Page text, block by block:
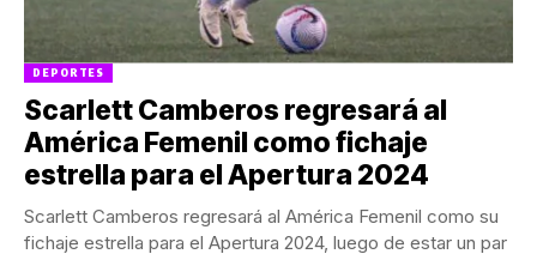
DEPORTES
Scarlett Camberos regresará al
América Femenil como fichaje
estrella para el Apertura 2024
Scarlett Camberos regresará al América Femenil como su
fichaje estrella para el Apertura 2024, luego de estar un par